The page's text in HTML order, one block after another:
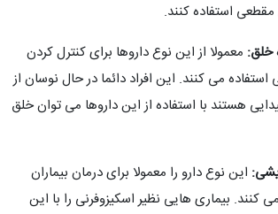
استفاده کنند.
خلق: معمولا از این نوع داروها برای کنترل کردن
می کنند. این افراد دائما در حال نوسان از
هستند با استفاده از این داروها می توان خلق
این نوع دارو را معمولا برای درمان بیماران
کنند. بیماری هایی نظیر اسکیزوفرنی را با این